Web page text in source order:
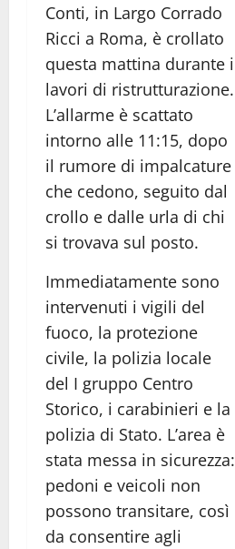
Conti, in Largo Corrado
Ricci a Roma, è crollato
questa mattina durante i
lavori di ristrutturazione.
L’allarme è scattato
intorno alle 11:15, dopo
il rumore di impalcature
che cedono, seguito dal
crollo e dalle urla di chi
si trovava sul posto.
Immediatamente sono
intervenuti i vigili del
fuoco, la protezione
civile, la polizia locale
del I gruppo Centro
Storico, i carabinieri e la
polizia di Stato. L’area è
stata messa in sicurezza:
pedoni e veicoli non
possono transitare, così
da consentire agli